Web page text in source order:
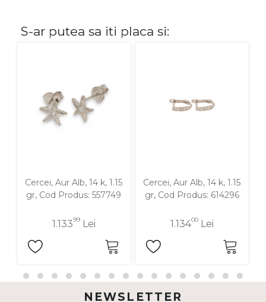
S-ar putea sa iti placa si:
Cercei, Aur Alb, 14 k, 1.15
gr, Cod Produs: 557749
1.13399Lei
Cercei, Aur Alb, 14 k, 1.15
gr, Cod Produs: 614296
1.13400Lei
NEWSLETTER